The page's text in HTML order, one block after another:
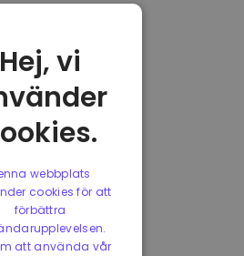
Hej, vi
webbplats
cookies för att
förbättra
att använda vår